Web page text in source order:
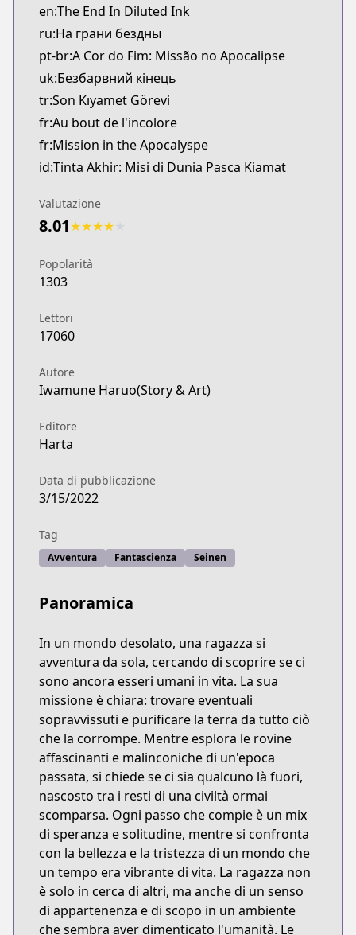
https://www.mangaupdates.com/
Book☆Walker
Book☆Walker
https://bookwalker.jp/series/410385
en:The End In Diluted Ink
ru:На грани бездны
pt-br:A Cor do Fim: Missão no Apocalipse
uk:Безбарвний кінець
tr:Son Kıyamet Görevi
fr:Au bout de l'incolore
fr:Mission in the Apocalyspe
id:Tinta Akhir: Misi di Dunia Pasca Kiamat
Valutazione
8.01★★★★
Popolarità
1303
Lettori
17060
Autore
Iwamune Haruo(Story & Art)
Editore
Harta
Data di pubblicazione
3/15/2022
Tag
Avventura Fantascienza Seinen
Panoramica
In un mondo desolato, una ragazza si
avventura da sola, cercando di scoprire se ci
sono ancora esseri umani in vita. La sua
missione è chiara: trovare eventuali
sopravvissuti e purificare la terra da tutto ciò
che la corrompe. Mentre esplora le rovine
affascinanti e malinconiche di un'epoca
passata, si chiede se ci sia qualcuno là fuori,
nascosto tra i resti di una civiltà ormai
scomparsa. Ogni passo che compie è un mix
di speranza e solitudine, mentre si confronta
con la bellezza e la tristezza di un mondo che
un tempo era vibrante di vita. La ragazza non
è solo in cerca di altri, ma anche di un senso
di appartenenza e di scopo in un ambiente
che sembra aver dimenticato l'umanità. Le